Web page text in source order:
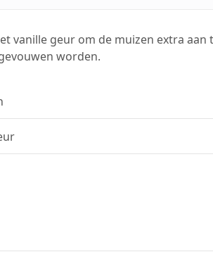
vanille geur om de muizen extra aan
worden.
voorraad?Vóór 16:00 besteld = morgen